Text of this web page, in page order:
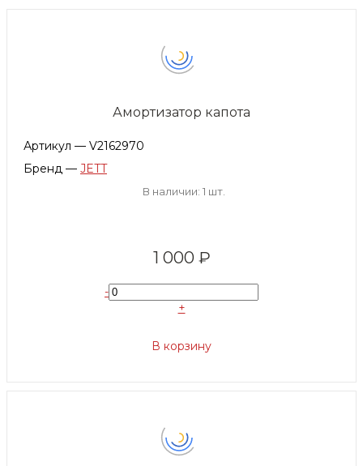
Амортизатор капота
Артикул — V2162970
Бренд — JETT
В наличии: 1 шт.
1 000 ₽
-
+
В корзину